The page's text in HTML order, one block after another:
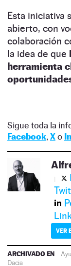
Esta iniciativa
abierto, con
colaboración
la idea de que
herramienta
Sigue toda la
Facebook, Xo
VER
ARCHIVADO EN
Dacia